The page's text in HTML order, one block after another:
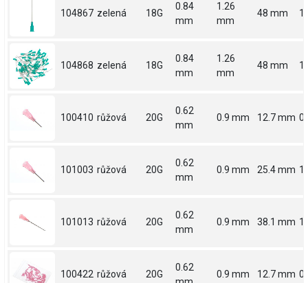
104867 zelená 18G
0.84
mm
1.26
mm
48 mm
104868 zelená 18G
0.84
mm
1.26
mm
48 mm
100410 růžová 20G
0.62
mm
0.9 mm 12.7 mm
101003 růžová 20G
0.62
mm
0.9 mm 25.4 mm 1
101013 růžová 20G
0.62
mm
0.9 mm 38.1 mm
100422 růžová 20G
0.62
0.9 mm 12.7 mm